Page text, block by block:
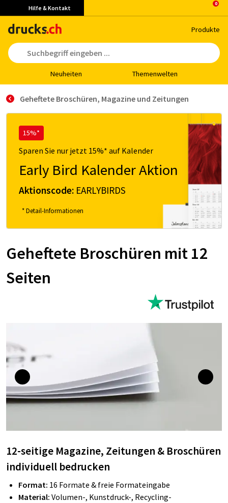
Hilfe & Kontakt
Pro­duk­te
Neu­hei­ten The­men­wel­ten
Geheftete Broschüren, Magazine und Zeitungen
15%*
Sparen Sie nur jetzt 15%* auf Kalender
Early Bird Kalender Aktion
Aktionscode: EARLYBIRDS
* Detail-Informationen
Ge­hef­te­te Bro­schü­ren mit 12
Sei­ten
12-seitige Magazine, Zeitungen & Broschüren
individuell bedrucken
Format: 16 Formate & freie Formateingabe
Material: Volumen-, Kunstdruck-, Recycling-